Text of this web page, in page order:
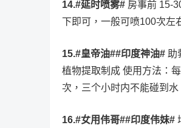
14.#延时喷雾# 房事前 15-
下即可，一般可喷100次左
15.#皇帝油##印度神油# 助
植物提取制成 使用方法：
次，三个小时内不能碰到水
16.#女用伟哥##印度伟妹#